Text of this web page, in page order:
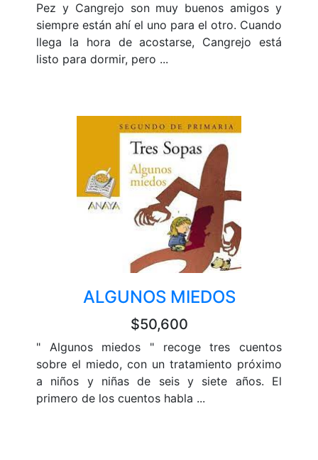
Pez y Cangrejo son muy buenos amigos y
siempre están ahí el uno para el otro. Cuando
llega la hora de acostarse, Cangrejo está
listo para dormir, pero ...
ALGUNOS MIEDOS
$50,600
" Algunos miedos " recoge tres cuentos
sobre el miedo, con un tratamiento próximo
a niños y niñas de seis y siete años. El
primero de los cuentos habla ...